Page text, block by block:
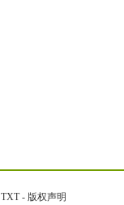
TXT- 版权声明